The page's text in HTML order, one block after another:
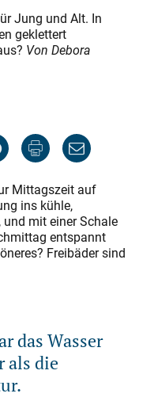
Jung und Alt. In
geklettert
Von Debora
Mittagszeit auf
ins kühle,
mit einer Schale
entspannt
Freibäder sind
das Wasser
als die